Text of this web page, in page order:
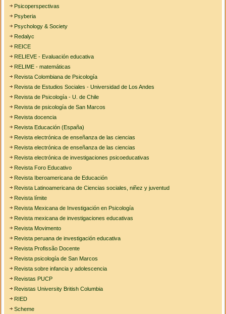
Psicoperspectivas
Psyberia
Psychology & Society
Redalyc
REICE
RELIEVE - Evaluación educativa
RELIME - matemáticas
Revista Colombiana de Psicología
Revista de Estudios Sociales - Universidad de Los Andes
Revista de Psicología - U. de Chile
Revista de psicología de San Marcos
Revista docencia
Revista Educación (España)
Revista electrónica de enseñanza de las ciencias
Revista electrónica de enseñanza de las ciencias
Revista electrónica de investigaciones psicoeducativas
Revista Foro Educativo
Revista Iberoamericana de Educación
Revista Latinoamericana de Ciencias sociales, niñez y juventud
Revista límite
Revista Mexicana de Investigación en Psicología
Revista mexicana de investigaciones educativas
Revista Movimento
Revista peruana de investigación educativa
Revista Profissão Docente
Revista psicología de San Marcos
Revista sobre infancia y adolescencia
Revistas PUCP
Revistas University British Columbia
RIED
Scheme